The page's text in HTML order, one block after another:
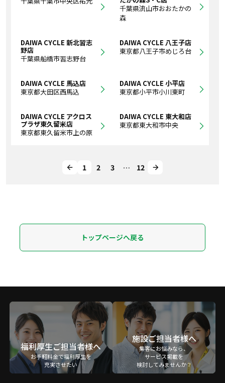
千葉県流山市おおたかの
森
DAIWA CYCLE 新北習志
野店
千葉県船橋市習志野台
DAIWA CYCLE 八王子店
東京都八王子市めじろ台
DAIWA CYCLE 馬込店
東京都大田区西馬込
DAIWA CYCLE 小平店
東京都小平市小川東町
DAIWA CYCLE アクロス
プラザ東久留米店
東京都東久留米市上の原
DAIWA CYCLE 東大和店
東京都東大和市中央
1 2 3 … 12
トップページへ戻る
福利厚生ご担当者様へ
お手軽料金で福利厚生を
充実させたい
施設ご担当者様へ
集客にお悩みなら、
サービス掲載を
検討してみませんか？